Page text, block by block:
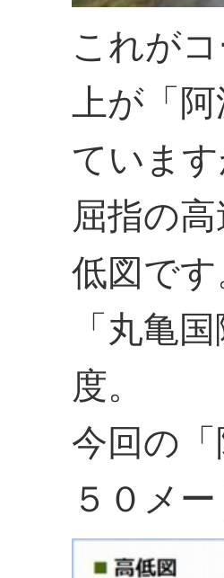
これが
上が「
ていま
屈指の
低図です
「丸亀
度。
今回の
５０メー